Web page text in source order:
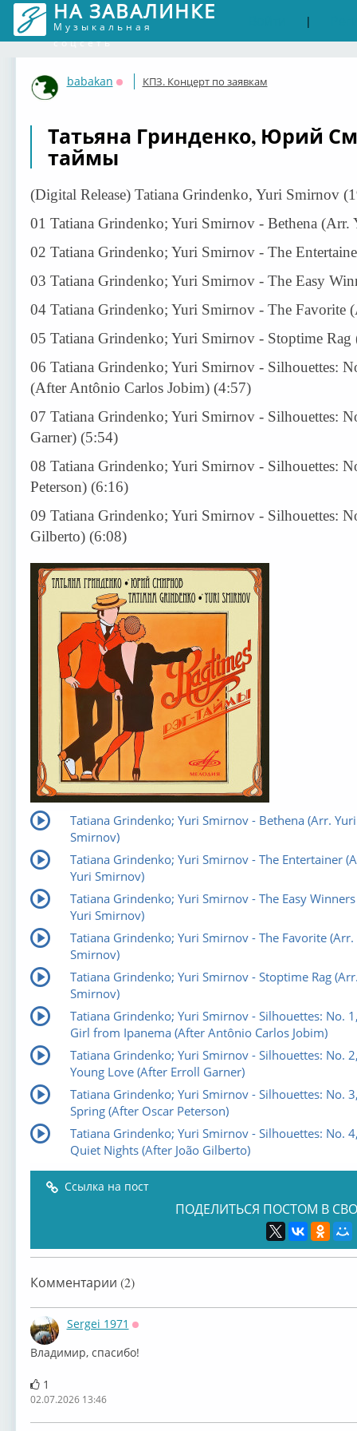
НА ЗАВАЛИНКЕ
Музыкальная
соцсеть
|
babakan
Оффлайн
КПЗ. Концерт по заявкам
Татьяна Гринденко, Юрий
таймы
(Digital Release) Tatiana Grindenko, Yuri Smirnov
01 Tatiana Grindenko; Yuri Smirnov - Bethena
02 Tatiana Grindenko; Yuri Smirnov - The
03 Tatiana Grindenko; Yuri Smirnov - The Easy
04 Tatiana Grindenko; Yuri Smirnov - The Favorite
05 Tatiana Grindenko; Yuri Smirnov - Stoptime
06 Tatiana Grindenko; Yuri Smirnov - Silhouettes:
(After Antônio Carlos Jobim) (4:57)
07 Tatiana Grindenko; Yuri Smirnov - Silhouettes:
Garner) (5:54)
08 Tatiana Grindenko; Yuri Smirnov - Silhouettes:
Peterson) (6:16)
09 Tatiana Grindenko; Yuri Smirnov - Silhouettes:
Gilberto) (6:08)
Tatiana Grindenko; Yuri Smirnov - Bethena (Arr. Yuri
Smirnov)
Tatiana Grindenko; Yuri Smirnov - The Entertainer
Yuri Smirnov)
Tatiana Grindenko; Yuri Smirnov - The Easy
Yuri Smirnov)
Tatiana Grindenko; Yuri Smirnov - The Favorite (Arr.
Smirnov)
Tatiana Grindenko; Yuri Smirnov - Stoptime Rag
Smirnov)
Tatiana Grindenko; Yuri Smirnov - Silhouettes: No.
Girl from Ipanema (After Antônio Carlos Jobim)
Tatiana Grindenko; Yuri Smirnov - Silhouettes: No.
Young Love (After Erroll Garner)
Tatiana Grindenko; Yuri Smirnov - Silhouettes: No.
Spring (After Oscar Peterson)
Tatiana Grindenko; Yuri Smirnov - Silhouettes: No.
Quiet Nights (After João Gilberto)
Ссылка на пост
ПОДЕЛИТЬСЯ ПОСТОМ В
Комментарии (2)
Sergei 1971
⁣⁣Владимир, спасибо!
1
02.07.2026 13:46